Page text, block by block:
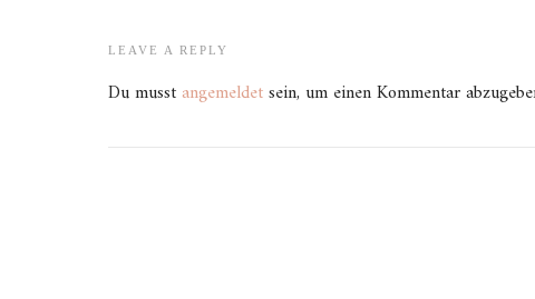
LEAVE A REPLY
Du musst angemeldetsein, um einen Kommentar